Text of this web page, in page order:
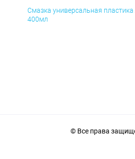
Смазка универсальная пластика
400мл
© Все права